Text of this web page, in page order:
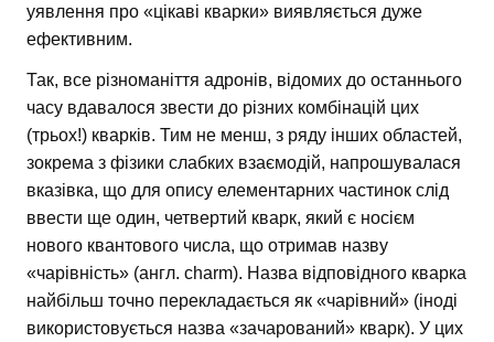
уявлення про «цікаві кварки» виявляється дуже
ефективним.
Так, все різноманіття адронів, відомих до останнього
часу вдавалося звести до різних комбінацій цих
(трьох!) кварків. Тим не менш, з ряду інших областей,
зокрема з фізики слабких взаємодій, напрошувалася
вказівка, що для опису елементарних частинок слід
ввести ще один, четвертий кварк, який є носієм
нового квантового числа, що отримав назву
«чарівність» (англ. charm). Назва відповідного кварка
найбільш точно перекладається як «чарівний» (іноді
використовується назва «зачарований» кварк). У цих